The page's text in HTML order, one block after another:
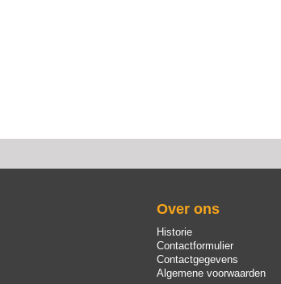
Over ons
Historie
Contactformulier
Contactgegevens
Algemene voorwaarden